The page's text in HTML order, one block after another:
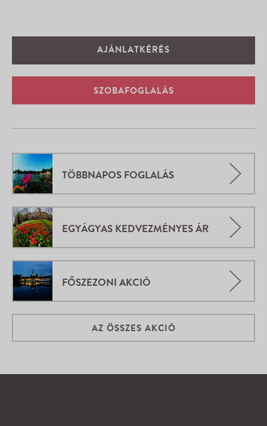
AJÁNLATKÉRÉS
SZOBAFOGLALÁS
TÖBBNAPOS FOGLALÁS
EGYÁGYAS KEDVEZMÉNYES ÁR
FŐSZEZONI AKCIÓ
AZ ÖSSZES AKCIÓ